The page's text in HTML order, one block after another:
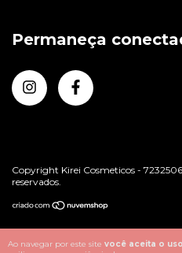
Ao navegar por este site você aceita o
Permaneça
Copyright Kirei Cosmeticos -
reservados.